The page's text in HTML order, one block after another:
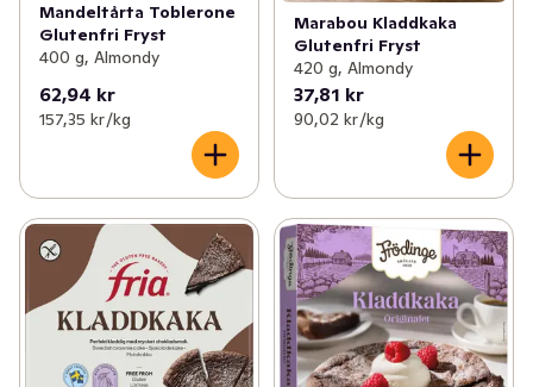
Mandeltårta Toblerone
Glutenfri Fryst
400 g, Almondy
62,94 kr
157,35 kr /kg
Marabou Kladdkaka
Glutenfri Fryst
420 g, Almondy
37,81 kr
90,02 kr /kg